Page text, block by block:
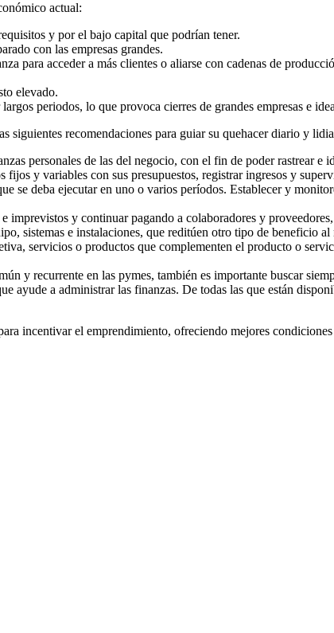
actual:
y por el bajo capital que podrían tener.
con las empresas grandes.
para acceder a más clientes o aliarse con cadenas de
elevado.
periodos, lo que provoca cierres de grandes empresas e
siguientes recomendaciones para guiar su quehacer diario y
personales de las del negocio, con el fin de poder rastrear e
fijos y variables con sus presupuestos, registrar ingresos y
se deba ejecutar en uno o varios períodos. Establecer y
imprevistos y continuar pagando a colaboradores y
sistemas e instalaciones, que reditúen otro tipo de beneficio al
servicios o productos que complementen el producto o
y recurrente en las pymes, también es importante buscar
ayude a administrar las finanzas. De todas las que están
incentivar el emprendimiento, ofreciendo mejores